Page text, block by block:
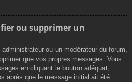
ou supprimer un
ou un modérateur du forum,
que vos propres messages. Vous
en cliquant le bouton adéquat,
après que le message initial ait été